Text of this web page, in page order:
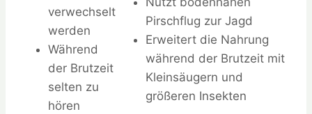
verwechselt
werden
Während
der Brutzeit
selten zu
hören
Pirschflug zur Jagd
Erweitert die Nahrung
während der Brutzeit mit
Kleinsäugern und
größeren Insekten